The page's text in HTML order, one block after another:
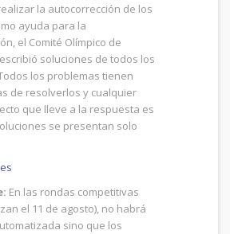
la autocorrección de los
ayuda para la
el Comité Olímpico de
soluciones de todos los
los problemas tienen
de resolverlos y cualquier
que lleve a la respuesta es
se presentan solo
En las rondas competitivas
el 11 de agosto), no habrá
sino que los